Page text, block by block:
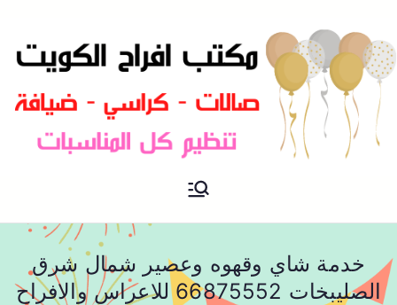
مكتب افراح و مناسبات و زواج و
خدمة شاي وقهوه وعصير شمال شرق
الصليبخات 66875552 للاعراس والافراح